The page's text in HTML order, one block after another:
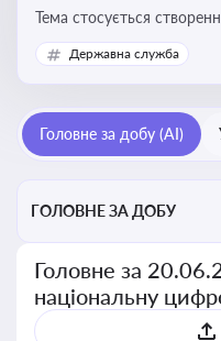
Тема стосується
цифрової платформи
забезпечити ефективну,
Державна служба
Головне за добу (AI)
ГОЛОВНЕ ЗА ДОБУ
Головне за
національну